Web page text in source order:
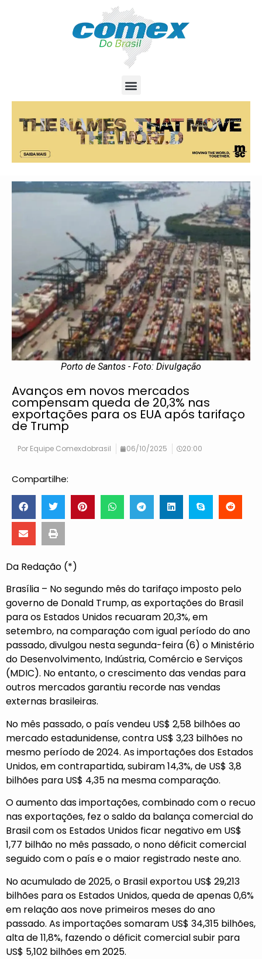
Porto de Santos - Foto: Divulgação
Avanços em novos mercados
compensam queda de 20,3% nas
exportações para os EUA após tarifaço
de Trump
Por Equipe Comexdobrasil 06/10/2025 20:00
Compartilhe:
Da Redação (*)
Brasília – No segundo mês do tarifaço imposto pelo
governo de Donald Trump, as exportações do Brasil
para os Estados Unidos recuaram 20,3%, em
setembro, na comparação com igual período do ano
passado, divulgou nesta segunda-feira (6) o Ministério
do Desenvolvimento, Indústria, Comércio e Serviços
(MDIC). No entanto, o crescimento das vendas para
outros mercados garantiu recorde nas vendas
externas brasileiras.
No mês passado, o país vendeu US$ 2,58 bilhões ao
mercado estadunidense, contra US$ 3,23 bilhões no
mesmo período de 2024. As importações dos Estados
Unidos, em contrapartida, subiram 14,3%, de US$ 3,8
bilhões para US$ 4,35 na mesma comparação.
O aumento das importações, combinado com o recuo
nas exportações, fez o saldo da balança comercial do
Brasil com os Estados Unidos ficar negativo em US$
1,77 bilhão no mês passado, o nono déficit comercial
seguido com o país e o maior registrado neste ano.
No acumulado de 2025, o Brasil exportou US$ 29,213
bilhões para os Estados Unidos, queda de apenas 0,6%
em relação aos nove primeiros meses do ano
passado. As importações somaram US$ 34,315 bilhões,
alta de 11,8%, fazendo o déficit comercial subir para
US$ 5,102 bilhões em 2025.